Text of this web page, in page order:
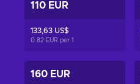
110 EUR
133,63 US$
0.82 EUR per 1
160 EUR